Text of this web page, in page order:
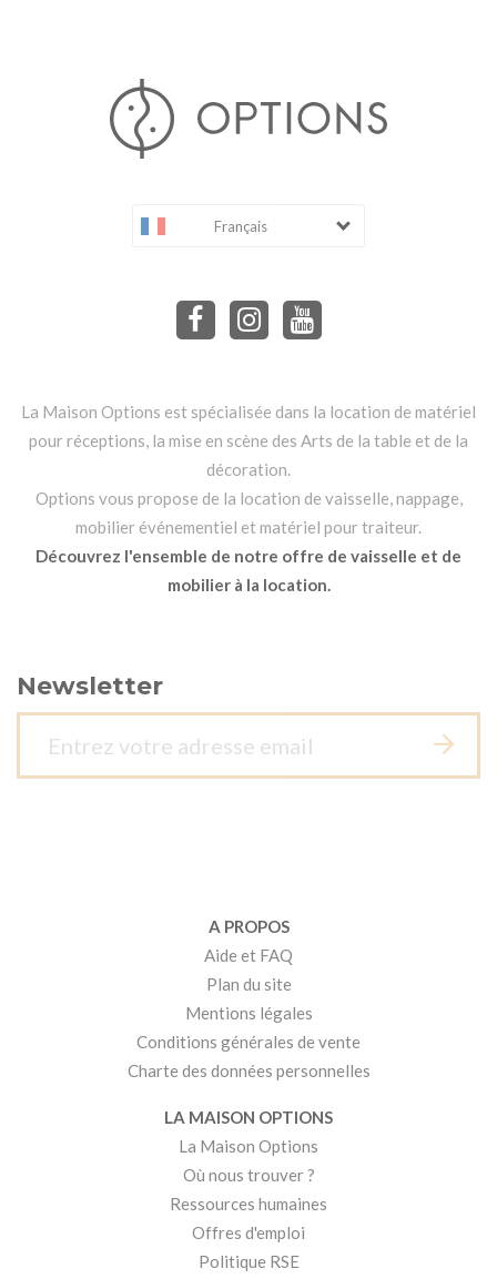
Français
La Maison Options est spécialisée dans la location de matériel
pour réceptions, la mise en scène des Arts de la table et de la
décoration.
Options vous propose de la location de vaisselle, nappage,
mobilier événementiel et matériel pour traiteur.
Découvrez l'ensemble de notre offre de vaisselle et de
mobilier à la location.
Newsletter
A PROPOS
Aide et FAQ
Plan du site
Mentions légales
Conditions générales de vente
Charte des données personnelles
LA MAISON OPTIONS
La Maison Options
Où nous trouver ?
Ressources humaines
Offres d'emploi
Politique RSE